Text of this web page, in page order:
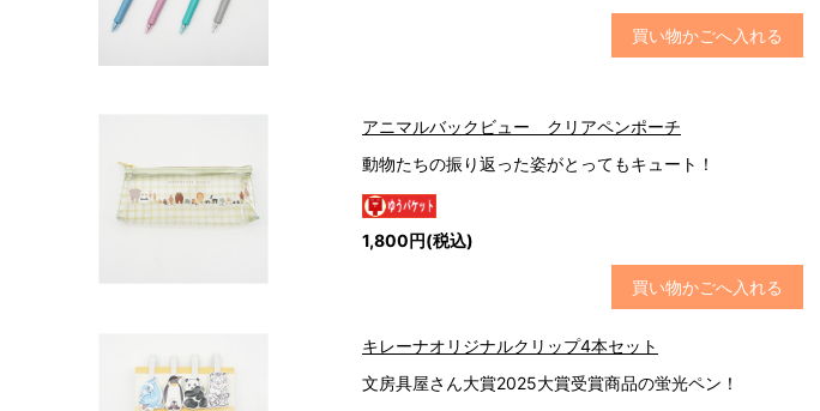
買い物かごへ入れる
アニマルバックビュー クリアペンポーチ
動物たちの振り返った姿がとってもキュート！
1,800円(税込)
買い物かごへ入れる
キレーナオリジナルクリップ4本セット
文房具屋さん大賞2025大賞受賞商品の蛍光ペン！